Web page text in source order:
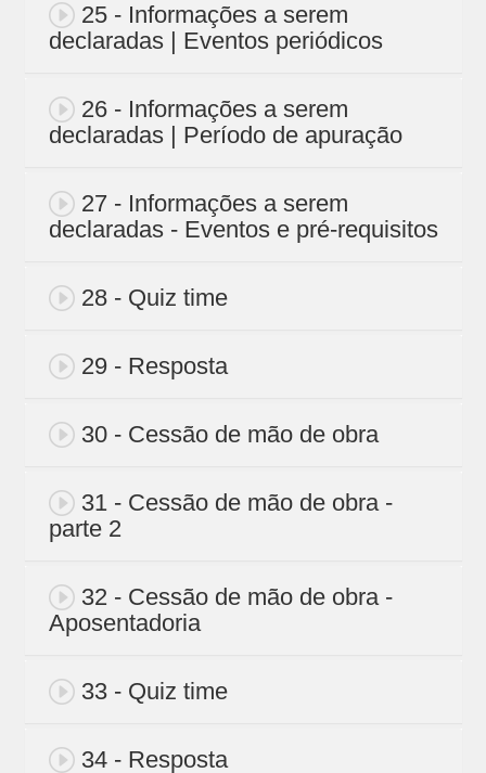
25 - Informações a serem
declaradas | Eventos periódicos
26 - Informações a serem
declaradas | Período de apuração
27 - Informações a serem
declaradas - Eventos e pré-requisitos
28 - Quiz time
29 - Resposta
30 - Cessão de mão de obra
31 - Cessão de mão de obra -
parte 2
32 - Cessão de mão de obra -
Aposentadoria
33 - Quiz time
34 - Resposta